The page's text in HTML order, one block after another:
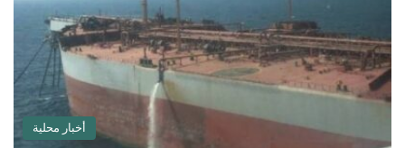
أخبار محلية